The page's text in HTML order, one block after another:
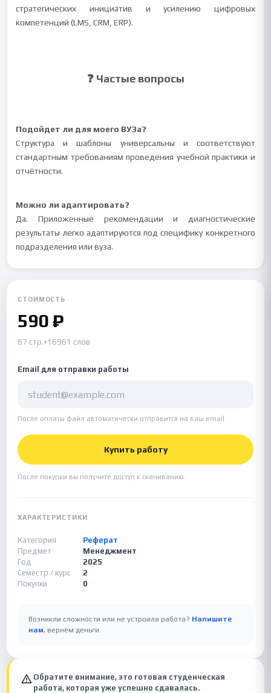
стратегических инициатив и усилению цифровых
компетенций (LMS, CRM, ERP).
❓ Частые вопросы
Подойдет ли для моего ВУЗа?
Структура и шаблоны универсальны и соответствуют
стандартным требованиям проведения учебной практики и
отчётности.
Можно ли адаптировать?
Да. Приложенные рекомендации и диагностические
результаты легко адаптируются под специфику конкретного
подразделения или вуза.
СТОИМОСТЬ
590 ₽
67 стр.•16961 слов
Email для отправки работы
После оплаты файл автоматически отправится на ваш email.
Купить работу
После покупки вы получите доступ к скачиванию.
ХАРАКТЕРИСТИКИ
Категория
Реферат
Предмет
Менеджмент
Год
2025
Семестр / курс
2
Покупки
0
Возникли сложности или не устроила работа? Напишите
нам, вернём деньги.
Обратите внимание, это готовая студенческая
работа, которая уже успешно сдавалась.